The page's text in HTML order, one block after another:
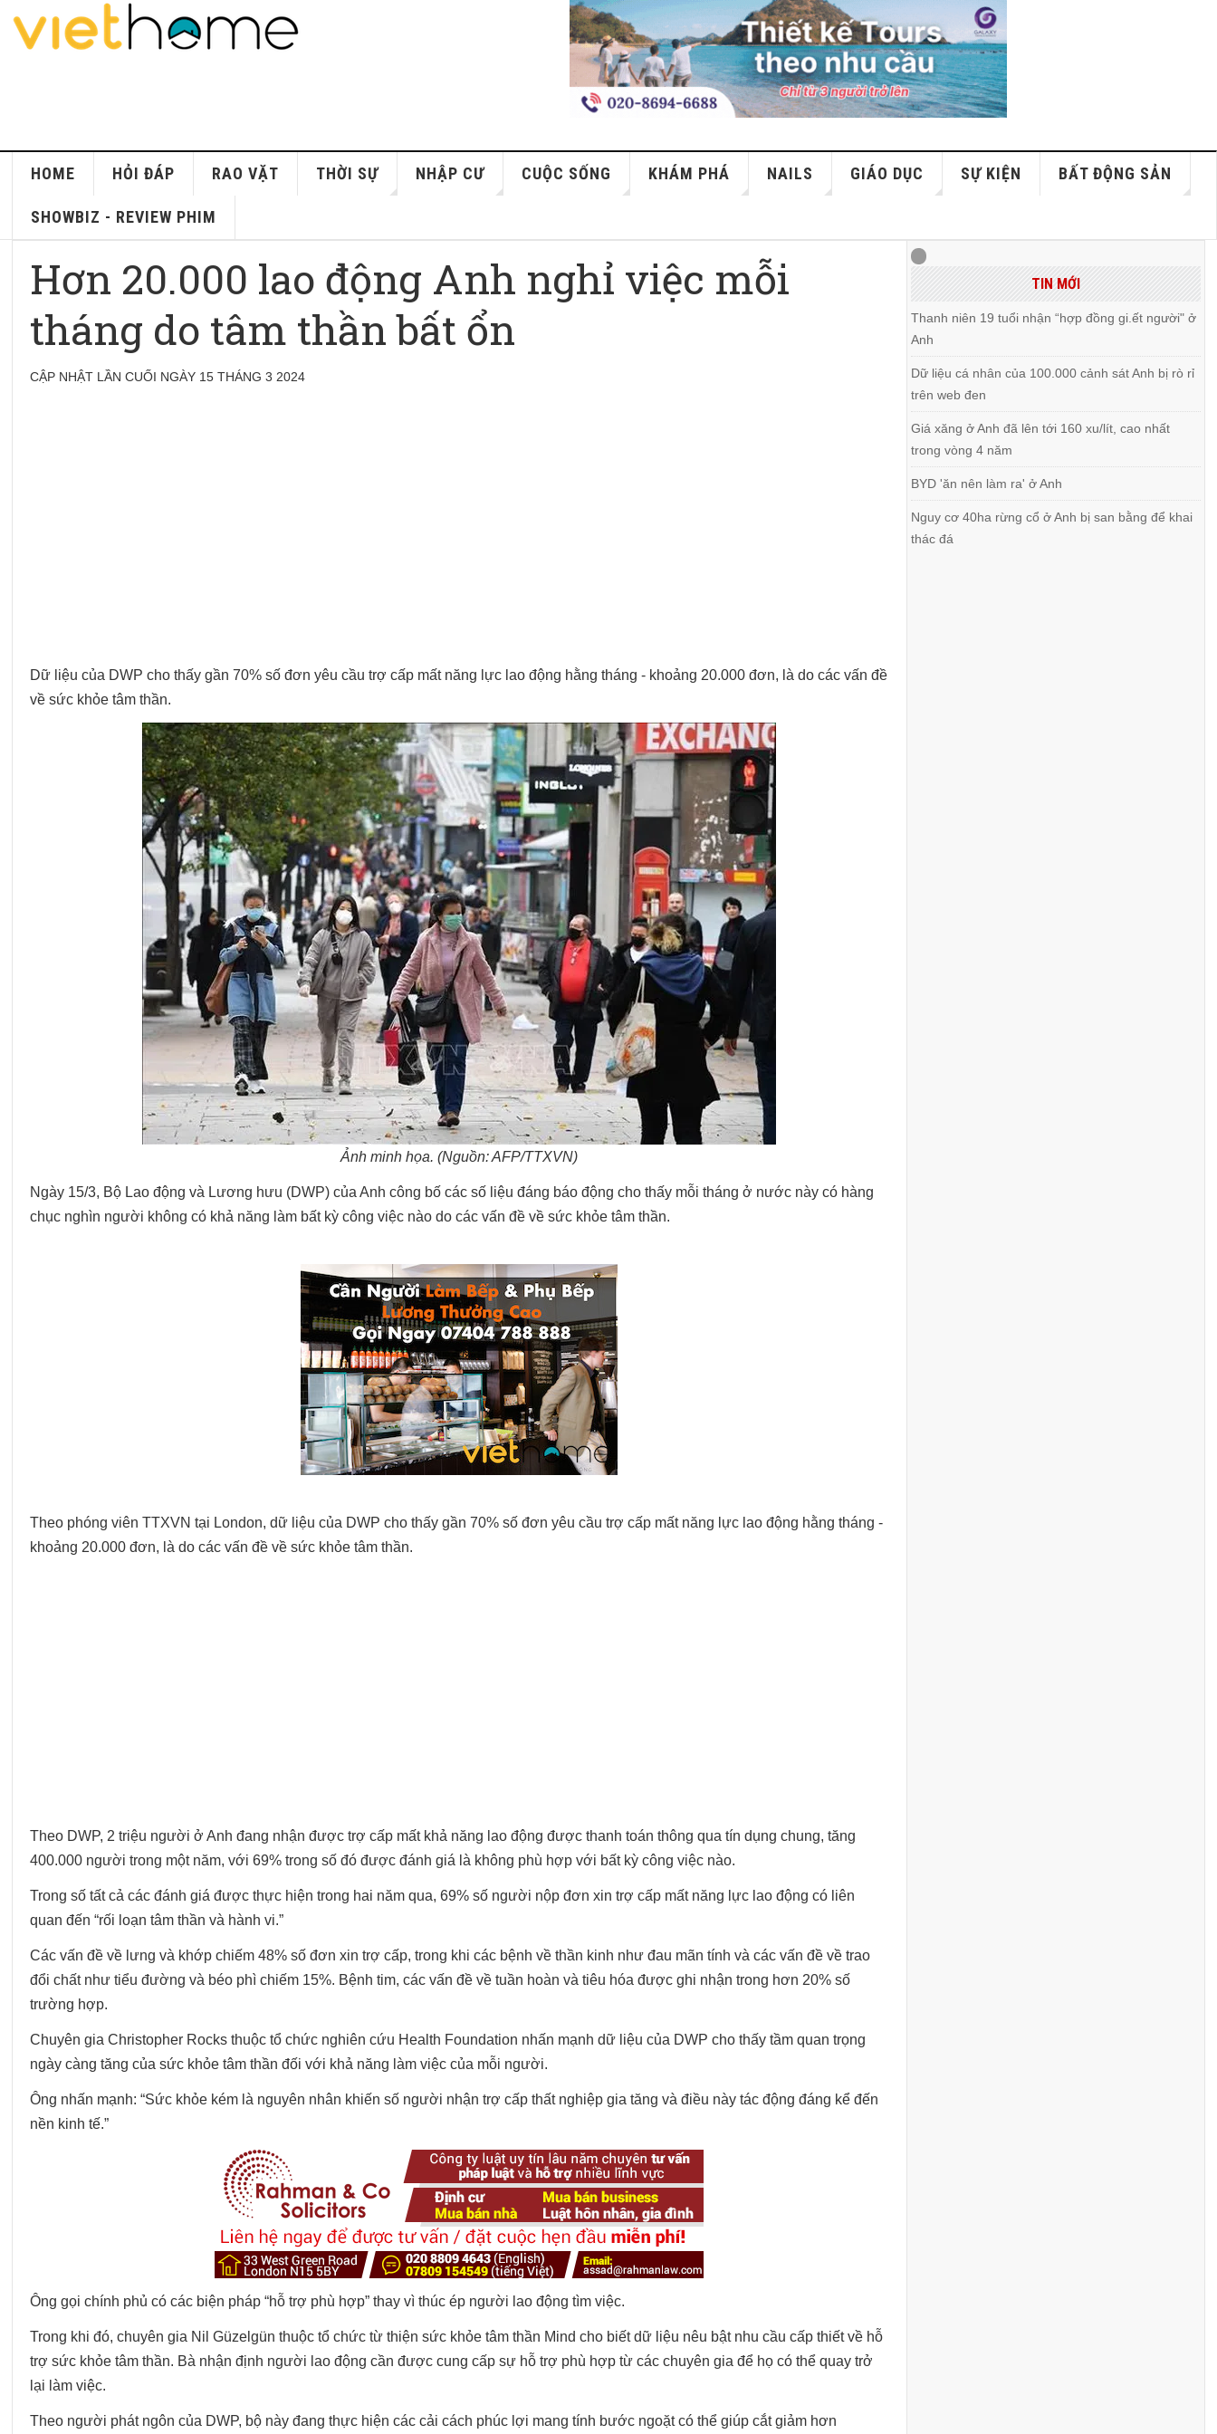
HOME HỎI ĐÁP RAO VẶT THỜI SỰ NHẬP CƯ CUỘC SỐNG KHÁM PHÁ NAILS GIÁO DỤC SỰ KIỆN BẤT ĐỘNG SẢN
SHOWBIZ - REVIEW PHIM
Hơn 20.000 lao động Anh nghỉ việc mỗi
tháng do tâm thần bất ổn
CẬP NHẬT LẦN CUỐI NGÀY 15 THÁNG 3 2024
Dữ liệu của DWP cho thấy gần 70% số đơn yêu cầu trợ cấp mất năng lực lao động hằng tháng - khoảng 20.000 đơn, là do các vấn đề
về sức khỏe tâm thần.
Ảnh minh họa. (Nguồn: AFP/TTXVN)
Ngày 15/3, Bộ Lao động và Lương hưu (DWP) của Anh công bố các số liệu đáng báo động cho thấy mỗi tháng ở nước này có hàng
chục nghìn người không có khả năng làm bất kỳ công việc nào do các vấn đề về sức khỏe tâm thần.
Theo phóng viên TTXVN tại London, dữ liệu của DWP cho thấy gần 70% số đơn yêu cầu trợ cấp mất năng lực lao động hằng tháng -
khoảng 20.000 đơn, là do các vấn đề về sức khỏe tâm thần.
Theo DWP, 2 triệu người ở Anh đang nhận được trợ cấp mất khả năng lao động được thanh toán thông qua tín dụng chung, tăng
400.000 người trong một năm, với 69% trong số đó được đánh giá là không phù hợp với bất kỳ công việc nào.
Trong số tất cả các đánh giá được thực hiện trong hai năm qua, 69% số người nộp đơn xin trợ cấp mất năng lực lao động có liên
quan đến “rối loạn tâm thần và hành vi.”
Các vấn đề về lưng và khớp chiếm 48% số đơn xin trợ cấp, trong khi các bệnh về thần kinh như đau mãn tính và các vấn đề về trao
đổi chất như tiểu đường và béo phì chiếm 15%. Bệnh tim, các vấn đề về tuần hoàn và tiêu hóa được ghi nhận trong hơn 20% số
trường hợp.
Chuyên gia Christopher Rocks thuộc tổ chức nghiên cứu Health Foundation nhấn mạnh dữ liệu của DWP cho thấy tầm quan trọng
ngày càng tăng của sức khỏe tâm thần đối với khả năng làm việc của mỗi người.
Ông nhấn mạnh: “Sức khỏe kém là nguyên nhân khiến số người nhận trợ cấp thất nghiệp gia tăng và điều này tác động đáng kể đến
nền kinh tế.”
Ông gọi chính phủ có các biện pháp “hỗ trợ phù hợp” thay vì thúc ép người lao động tìm việc.
Trong khi đó, chuyên gia Nil Güzelgün thuộc tổ chức từ thiện sức khỏe tâm thần Mind cho biết dữ liệu nêu bật nhu cầu cấp thiết về hỗ
trợ sức khỏe tâm thần. Bà nhận định người lao động cần được cung cấp sự hỗ trợ phù hợp từ các chuyên gia để họ có thể quay trở
lại làm việc.
Theo người phát ngôn của DWP, bộ này đang thực hiện các cải cách phúc lợi mang tính bước ngoặt có thể giúp cắt giảm hơn
TIN MỚI
Thanh niên 19 tuổi nhận “hợp đồng gi.ết người" ở
Anh
Dữ liệu cá nhân của 100.000 cảnh sát Anh bị rò rỉ
trên web đen
Giá xăng ở Anh đã lên tới 160 xu/lít, cao nhất
trong vòng 4 năm
BYD 'ăn nên làm ra' ở Anh
Nguy cơ 40ha rừng cổ ở Anh bị san bằng để khai
thác đá